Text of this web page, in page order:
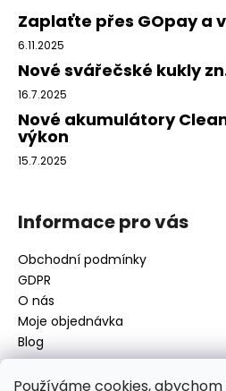
Používáme cookies,
c
í
r
k
y
Zaplaťte přes GOpay a
6.11.2025
Nové svářečské kukly
16.7.2025
Nové akumulátory
výkon
15.7.2025
Informace pro vás
Obchodní podmínky
GDPR
O nás
Moje objednávka
Blog